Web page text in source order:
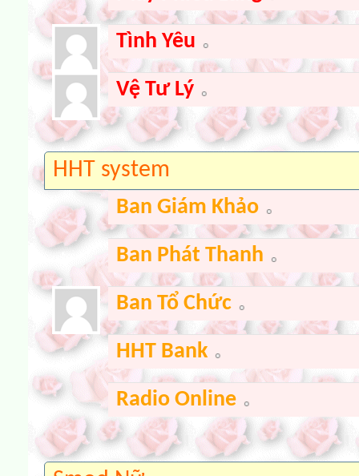
Tình Yêu
Vệ Tư Lý
HHT system
Ban Giám Khảo
Ban Phát Thanh
Ban Tổ Chức
HHT Bank
Radio Online